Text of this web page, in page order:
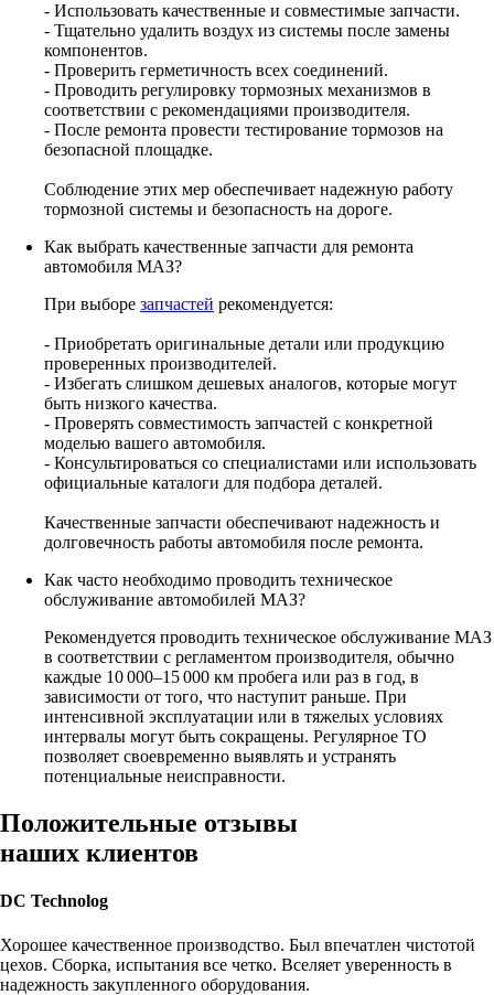
- Использовать качественные и совместимые запчасти.
- Тщательно удалить воздух из системы после замены
компонентов.
- Проверить герметичность всех соединений.
- Проводить регулировку тормозных механизмов в
соответствии с рекомендациями производителя.
- После ремонта провести тестирование тормозов на
безопасной площадке.
Соблюдение этих мер обеспечивает надежную работу
тормозной системы и безопасность на дороге.
Как выбрать качественные запчасти для ремонта
автомобиля МАЗ?
При выборе запчастей рекомендуется:
- Приобретать оригинальные детали или продукцию
проверенных производителей.
- Избегать слишком дешевых аналогов, которые могут
быть низкого качества.
- Проверять совместимость запчастей с конкретной
моделью вашего автомобиля.
- Консультироваться со специалистами или использовать
официальные каталоги для подбора деталей.
Качественные запчасти обеспечивают надежность и
долговечность работы автомобиля после ремонта.
Как часто необходимо проводить техническое
обслуживание автомобилей МАЗ?
Рекомендуется проводить техническое обслуживание МАЗ
в соответствии с регламентом производителя, обычно
каждые 10 000–15 000 км пробега или раз в год, в
зависимости от того, что наступит раньше. При
интенсивной эксплуатации или в тяжелых условиях
интервалы могут быть сокращены. Регулярное ТО
позволяет своевременно выявлять и устранять
потенциальные неисправности.
Положительные отзывы
наших клиентов
DC Technolog
Хорошее качественное производство. Был впечатлен чистотой
цехов. Сборка, испытания все четко. Вселяет уверенность в
надежность закупленного оборудования.